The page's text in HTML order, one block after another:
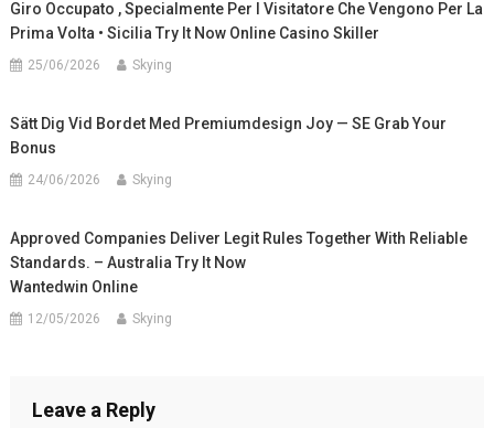
Giro Occupato , Specialmente Per I Visitatore Che Vengono Per La
Prima Volta • Sicilia Try It Now Online Casino Skiller
25/06/2026 Skying
Sätt Dig Vid Bordet Med Premiumdesign Joy — SE Grab Your
Bonus
24/06/2026 Skying
Approved Companies Deliver Legit Rules Together With Reliable
Standards. – Australia Try It Now
Wantedwin Online
12/05/2026 Skying
Leave a Reply